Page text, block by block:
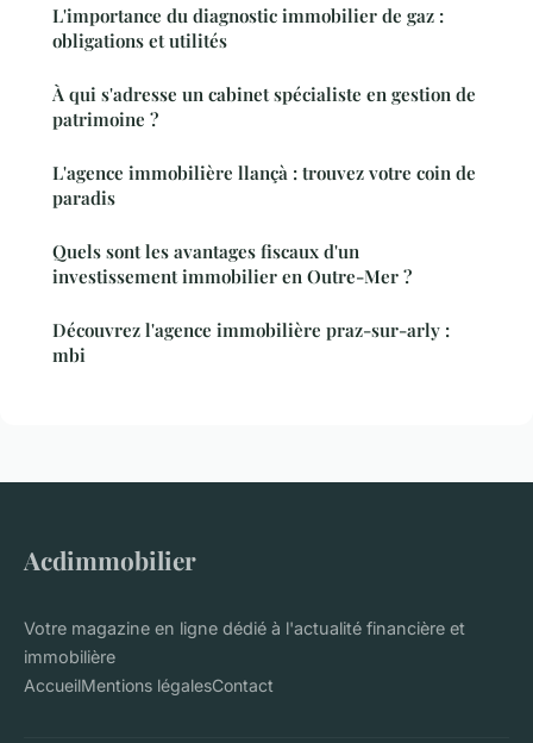
L'importance du diagnostic immobilier de gaz :
obligations et utilités
À qui s'adresse un cabinet spécialiste en gestion de
patrimoine ?
L'agence immobilière llançà : trouvez votre coin de
paradis
Quels sont les avantages fiscaux d'un
investissement immobilier en Outre-Mer ?
Découvrez l'agence immobilière praz-sur-arly :
mbi
Acdimmobilier
Votre magazine en ligne dédié à l'actualité financière et
immobilière
AccueilMentions légalesContact